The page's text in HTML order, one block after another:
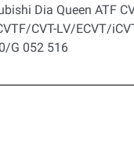
Dia Queen ATF
CVT-LV/ECVT/
G 052 516